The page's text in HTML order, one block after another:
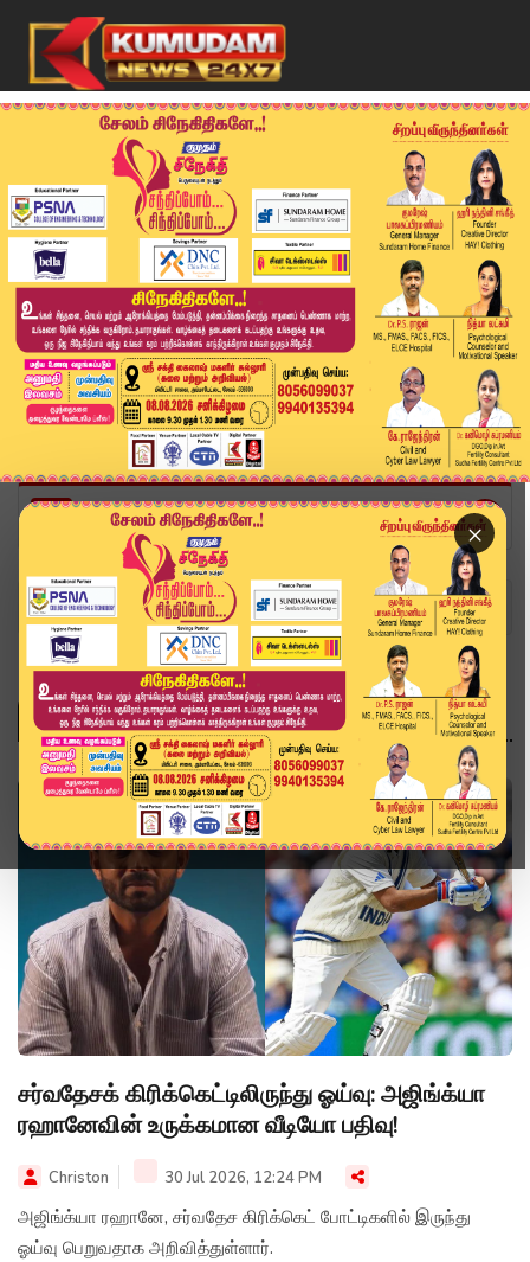
×
Home Topics
சர்வதேசக் கிரிக்கெட்டிலிருந்து ஓய்வு: அஜிங்க்யா
ரஹானேவின் உருக்கமான வீடியோ பதிவு!
Christon 30 Jul 2026, 12:24 PM
அஜிங்க்யா ரஹானே, சர்வதேச கிரிக்கெட் போட்டிகளில் இருந்து
ஓய்வு பெறுவதாக அறிவித்துள்ளார்.